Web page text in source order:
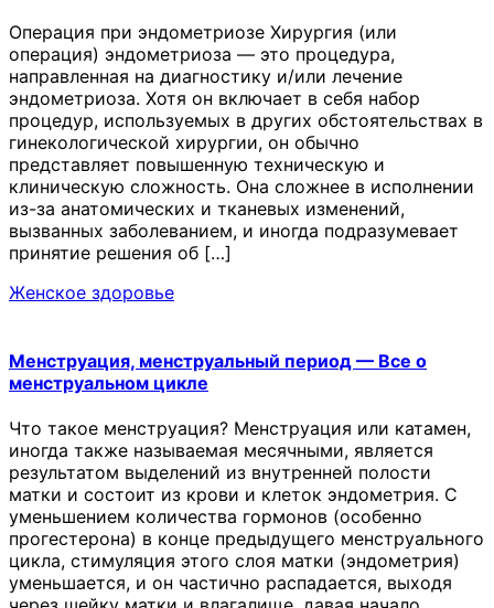
Операция при эндометриозе Хирургия (или
операция) эндометриоза — это процедура,
направленная на диагностику и/или лечение
эндометриоза. Хотя он включает в себя набор
процедур, используемых в других обстоятельствах в
гинекологической хирургии, он обычно
представляет повышенную техническую и
клиническую сложность. Она сложнее в исполнении
из-за анатомических и тканевых изменений,
вызванных заболеванием, и иногда подразумевает
принятие решения об […]
Женское здоровье
Менструация, менструальный период — Все о
менструальном цикле
Что такое менструация? Менструация или катамен,
иногда также называемая месячными, является
результатом выделений из внутренней полости
матки и состоит из крови и клеток эндометрия. С
уменьшением количества гормонов (особенно
прогестерона) в конце предыдущего менструального
цикла, стимуляция этого слоя матки (эндометрия)
уменьшается, и он частично распадается, выходя